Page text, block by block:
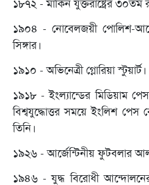
১৮৭২ - মার্কিন যুক্তরাষ্ট্রের ৩০তম
১৯০৪ - নোবেলজয়ী পোলিশ-
সিঙ্গার।
১৯১০ - অভিনেত্রী গ্লোরিয়া স্টুয়ার্ট।
১৯১৮ - ইংল্যান্ডের মিডিয়াম
বিশ্বযুদ্ধোত্তর সময়ে ইংলিশ পেস
তিনি।
১৯২৬ - আর্জেন্টিনীয় ফুটবলার
১৯৪৬ - যুদ্ধ বিরোধী